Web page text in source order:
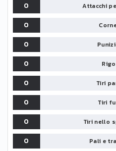
0
Attacchi
0
0
0
0
Tiri
0
Tiri
0
Tiri nello
0
Pali e